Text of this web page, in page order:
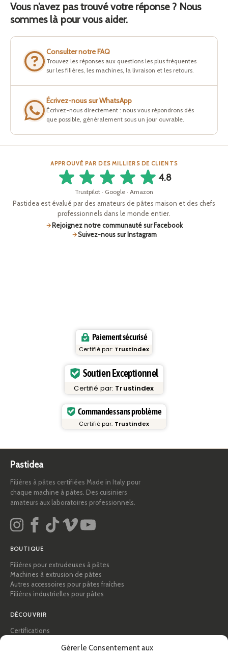
Gérer le Consentement aux
Vous n’avez pas trouvé votre réponse ? Nous
sommes là pour vous aider.
Consulter notre FAQ
Trouvez les réponses aux questions les plus fréquentes
sur les filières, les machines, la livraison et les retours.
Écrivez-nous sur WhatsApp
Écrivez-nous directement : nous vous répondrons dès
que possible, généralement sous un jour ouvrable.
APPROUVÉ PAR DES MILLIERS DE CLIENTS
4.8
Trustpilot · Google · Amazon
Pastidea est évalué par des amateurs de pâtes maison et des chefs
professionnels dans le monde entier.
Rejoignez notre communauté sur Facebook
Suivez-nous sur Instagram
Paiement sécurisé
Certifié par: Trustindex
Soutien Exceptionnel
Certifié par: Trustindex
Commandes sans problème
Certifié par: Trustindex
Pastidea
Filières à pâtes certifiées Made in Italy pour
chaque machine à pâtes. Des cuisiniers
amateurs aux laboratoires professionnels.
BOUTIQUE
Filières pour extrudeuses à pâtes
Machines à extrusion de pâtes
Autres accessoires pour pâtes fraîches
Filières industrielles pour pâtes
DÉCOUVRIR
Certifications
Conseils et guides pratiques